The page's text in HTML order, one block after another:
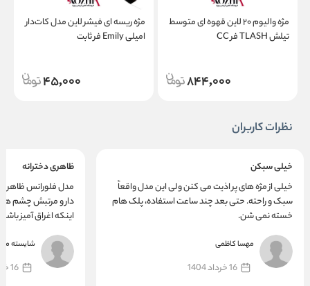
مژه والیوم ۲۰ لاین قهوه ای متوسط
تیلش TLASH فر CC
844,000
مژه ریسه ای فیشر لاین مدل کات‌دار
امیلی Emily فر ثابت
45,000
نظرات کاربران
خیلی سبکن
خیلی از مژه‌ های پر اذیت می‌ کنن ولی این مدل واقعاً
سبک و راحته. حتی بعد چند ساعت استفاده، پلک‌ هام
خسته نمی‌ شن.
مهسا کاظمی
16 خرداد 1404
ظاهری دخترانه
مدل فلورانس ظاهری
دار و مرتبش چشم‌
اینکه اغراق‌ آمیز باشه.
شایسته
16 خرداد 1404